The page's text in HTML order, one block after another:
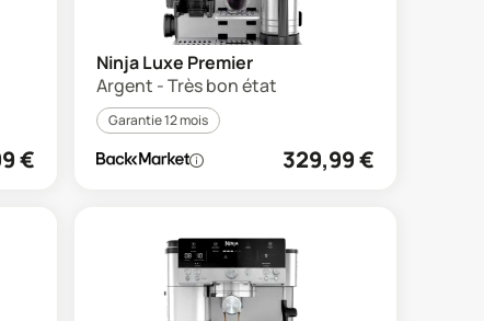
€
Ninja Luxe Premier
Argent - Très bon état
Garantie 12 mois
329,99€